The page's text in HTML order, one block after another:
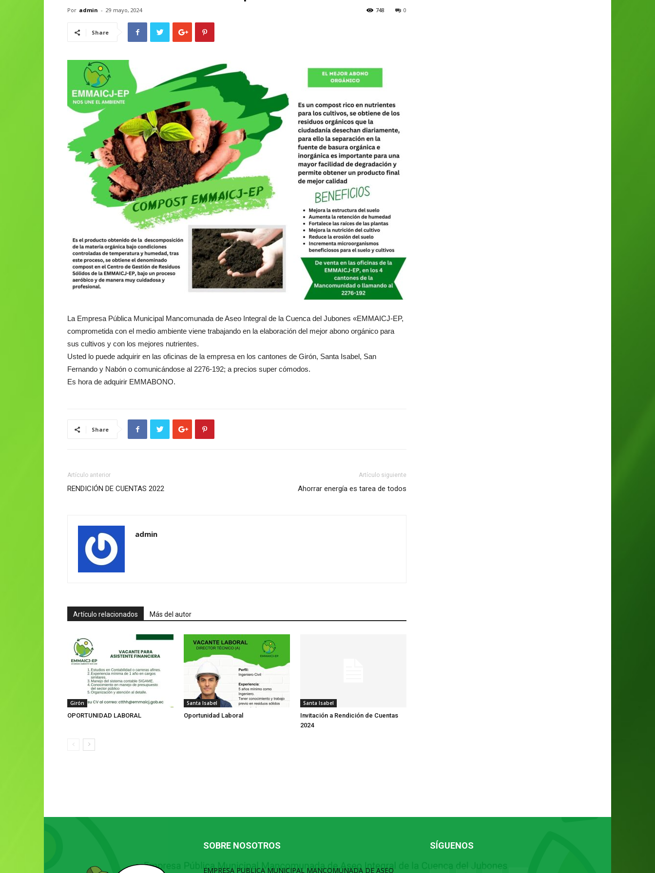
Por admin - 29 mayo, 2024 0
748
Share
La Empresa Pública Municipal Mancomunada de Aseo Integral de la Cuenca del Jubones «EMMAICJ-EP,
comprometida con el medio ambiente viene trabajando en la elaboración del mejor abono orgánico para
sus cultivos y con los mejores nutrientes.
Usted lo puede adquirir en las oficinas de la empresa en los cantones de Girón, Santa Isabel, San
Fernando y Nabón o comunicándose al 2276-192; a precios super cómodos.
Es hora de adquirir EMMABONO.
Share
Artículo anterior
RENDICIÓN DE CUENTAS 2022
Artículo siguiente
Ahorrar energía es tarea de todos
admin
Artículo relacionados Más del autor
Girón
OPORTUNIDAD LABORAL
Santa Isabel
Oportunidad Laboral
Santa Isabel
Invitación a Rendición de Cuentas
2024
SOBRE NOSOTROS
EMPRESA PUBLICA MUNICIPAL MANCOMUNADA DE ASEO
SÍGUENOS